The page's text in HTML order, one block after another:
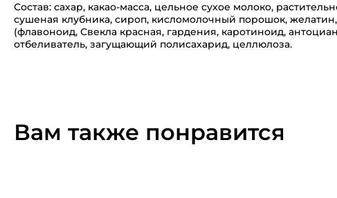
Состав: сахар, какао-масса, цельное сухое молоко,
сушеная клубника, сироп, кисломолочный порошок,
(флавоноид, Свекла красная, гардения, каротиноид,
отбеливатель, загущающий полисахарид, целлюлоза.
Вам также понравится